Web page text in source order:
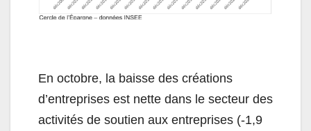
En octobre, la baisse des créations
d’entreprises est nette dans le secteur des
activités de soutien aux entreprises (‑1,9